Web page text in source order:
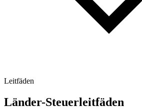
Leitfäden
Länder-Steuerleitfäden